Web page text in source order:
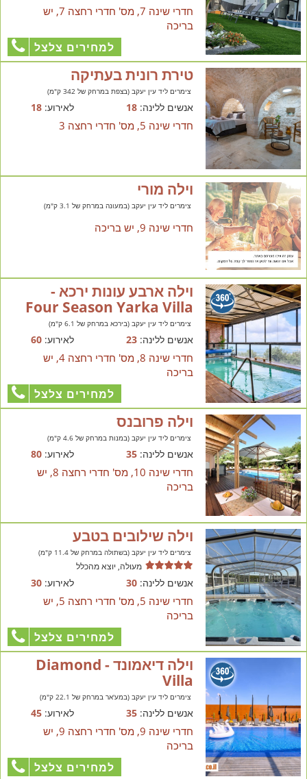
חדרי שינה 7, מס' חדרי רחצה 7, יש
בריכה
למחירים צלצל
טירת רונית בעתיקה
צימרים ליד עין יעקב (בצפת במרחק של 342 ק"מ)
אנשים ללינה:18 לאירוע:18
חדרי שינה 5, מס' חדרי רחצה 3
וילה מורי
צימרים ליד עין יעקב (במעונה במרחק של 3.1 ק"מ)
חדרי שינה 9, יש בריכה
וילה ארבע עונות ירכא -
Four Season Yarka Villa
צימרים ליד עין יעקב (בירכא במרחק של 6.1 ק"מ)
אנשים ללינה:23 לאירוע:60
חדרי שינה 8, מס' חדרי רחצה 4, יש
בריכה
למחירים צלצל
וילה פרובנס
צימרים ליד עין יעקב (במנות במרחק של 4.6 ק"מ)
אנשים ללינה:35 לאירוע:80
חדרי שינה 10, מס' חדרי רחצה 8, יש
בריכה
וילה שילובים בטבע
צימרים ליד עין יעקב (בשתולה במרחק של 11.4 ק"מ)
מעולה, יוצא מהכלל
אנשים ללינה:30 לאירוע:30
חדרי שינה 5, מס' חדרי רחצה 5, יש
בריכה
למחירים צלצל
וילה דיאמונד - Diamond
Villa
צימרים ליד עין יעקב (במע'אר במרחק של 22.1 ק"מ)
אנשים ללינה:35 לאירוע:45
חדרי שינה 9, מס' חדרי רחצה 9, יש
בריכה
למחירים צלצל